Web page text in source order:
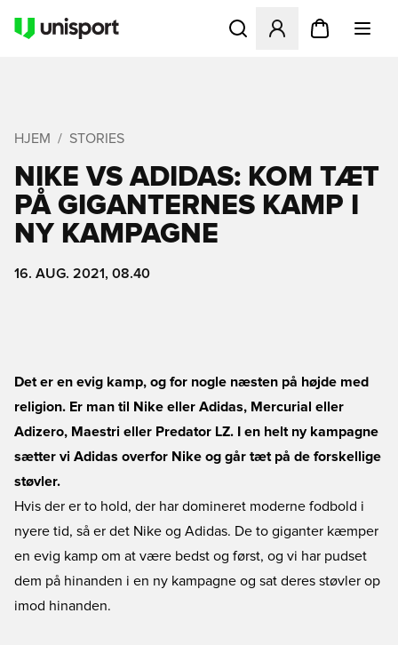
Åbner en Modal til at
HJEM STORIES
NIKE VS ADIDAS: KOM TÆT
PÅ GIGANTERNES KAMP I
NY KAMPAGNE
16. AUG. 2021, 08.40
Det er en evig kamp, og for nogle næsten på højde med
religion. Er man til Nike eller Adidas, Mercurial eller
Adizero, Maestri eller Predator LZ. I en helt ny kampagne
sætter vi Adidas overfor Nike og går tæt på de forskellige
støvler.
Hvis der er to hold, der har domineret moderne fodbold i
nyere tid, så er det Nike og Adidas. De to giganter kæmper
en evig kamp om at være bedst og først, og vi har pudset
dem på hinanden i en ny kampagne og sat deres støvler op
imod hinanden.